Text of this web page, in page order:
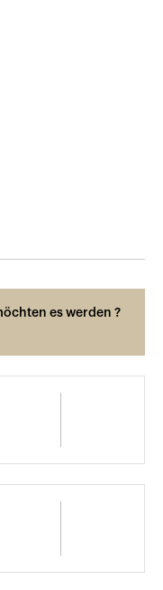
es werden ?